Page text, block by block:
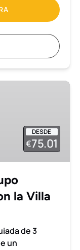
DESDE
€75.01
la Villa
de 3
un